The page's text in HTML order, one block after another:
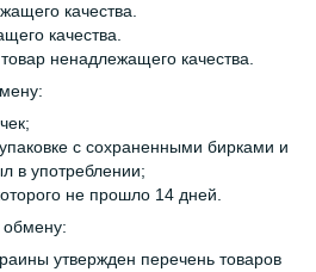
качества.
качества.
ненадлежащего качества.
с сохраненными бирками и
в употреблении;
не прошло 14 дней.
обмену:
утвержден перечень товаров